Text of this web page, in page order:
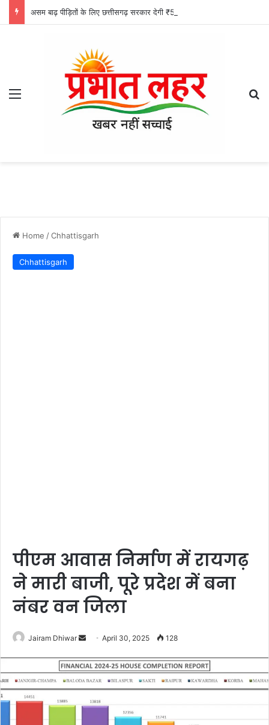
Menu
Home /Chhattisgarh
Chhattisgarh
पीएम आवास निर्माण में रायगढ़
ने मारी बाजी, पूरे प्रदेश में बना
नंबर वन जिला
Jairam Dhiwar
Send
email
April 30, 2025 128